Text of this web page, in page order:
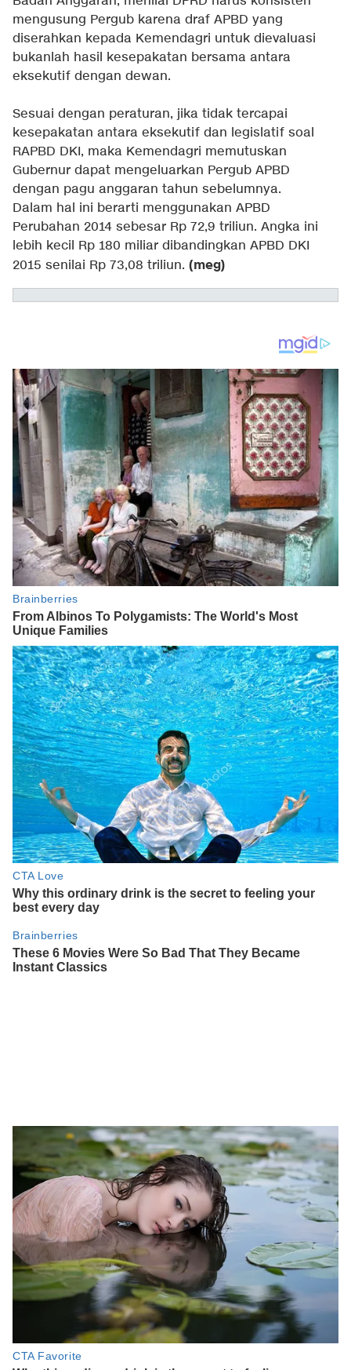
mengusung Pergub karena draf APBD yang
diserahkan kepada Kemendagri untuk dievaluasi
bukanlah hasil kesepakatan bersama antara
eksekutif dengan dewan.
Sesuai dengan peraturan, jika tidak tercapai
kesepakatan antara eksekutif dan legislatif soal
RAPBD DKI, maka Kemendagri memutuskan
Gubernur dapat mengeluarkan Pergub APBD
dengan pagu anggaran tahun sebelumnya.
Dalam hal ini berarti menggunakan APBD
Perubahan 2014 sebesar Rp 72,9 triliun. Angka ini
lebih kecil Rp 180 miliar dibandingkan APBD DKI
2015 senilai Rp 73,08 triliun. (meg)